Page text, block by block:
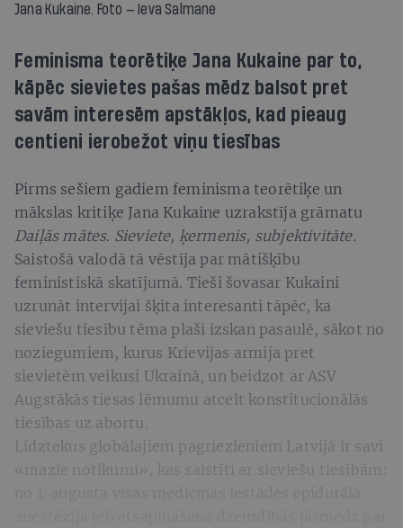
Jana Kukaine. Foto — Ieva Salmane
Feminisma teorētiķe Jana Kukaine par to,
kāpēc sievietes pašas mēdz balsot pret
savām interesēm apstākļos, kad pieaug
centieni ierobežot viņu tiesības
Pirms sešiem gadiem feminisma teorētiķe un
mākslas kritiķe Jana Kukaine uzrakstīja grāmatu
Daiļās mātes. Sieviete, ķermenis, subjektivitāte.
Saistošā valodā tā vēstīja par mātišķību
feministiskā skatījumā. Tieši šovasar Kukaini
uzrunāt intervijai šķita interesanti tāpēc, ka
sieviešu tiesību tēma plaši izskan pasaulē, sākot no
noziegumiem, kurus Krievijas armija pret
sievietēm veikusi Ukrainā, un beidzot ar ASV
Augstākās tiesas lēmumu atcelt konstitucionālās
tiesības uz abortu.
Līdztekus globālajiem pagriezieniem Latvijā ir savi
«mazie notikumi», kas saistīti ar sieviešu tiesībām: